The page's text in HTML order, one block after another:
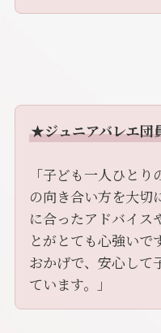
★ジュニアバレエ団
「子ども一人ひと
の向き合い方を大切
に合ったアドバイス
とがとても心強いで
おかげで、安心して
ています。」